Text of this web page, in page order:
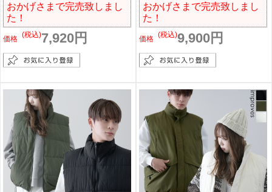
おかげさまで完売致しまし
た！
価格 7,920円
(税込)
おかげさまで完売致しまし
た！
価格 9,900円
(税込)